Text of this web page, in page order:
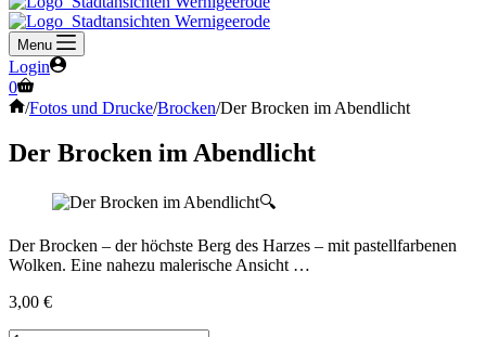
Menu
Login
Warenkorb
0
Start
/Fotos und Drucke/Brocken/Der Brocken im Abendlicht
Der Brocken im Abendlicht
🔍
Der Brocken – der höchste Berg des Harzes – mit pastellfarbenen
Wolken. Eine nahezu malerische Ansicht …
3,00 €